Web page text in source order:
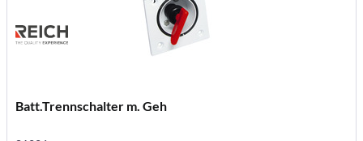
Batt.Trennschalter m. Geh